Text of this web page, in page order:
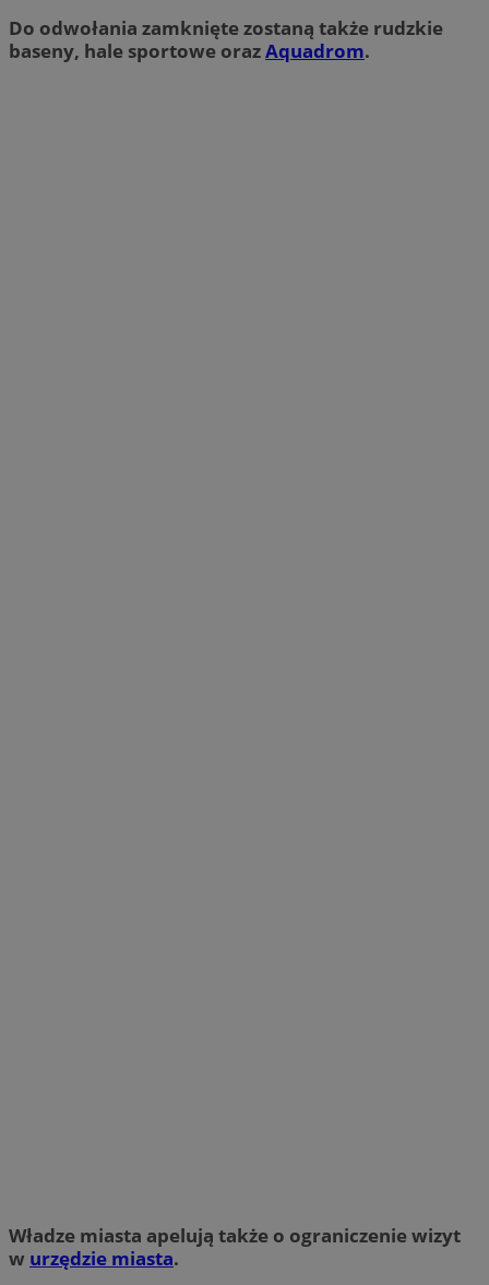
Do odwołania zamknięte zostaną także rudzkie
baseny, hale sportowe orazAquadrom.
Władze miasta apelują także o ograniczenie wizyt
w urzędzie miasta.